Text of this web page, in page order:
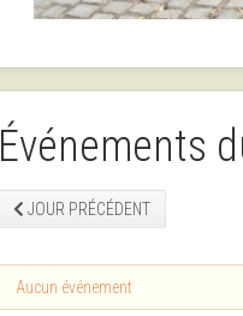
Événements
JOUR PRÉCÉDENT
Aucun événement